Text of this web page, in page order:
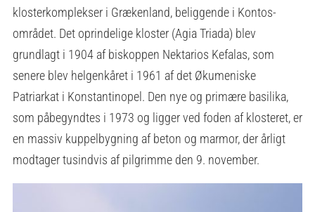
klosterkomplekser i Grækenland, beliggende i Kontos-
området. Det oprindelige kloster (Agia Triada) blev
grundlagt i 1904 af biskoppen Nektarios Kefalas, som
senere blev helgenkåret i 1961 af det Økumeniske
Patriarkat i Konstantinopel. Den nye og primære basilika,
som påbegyndtes i 1973 og ligger ved foden af klosteret, er
en massiv kuppelbygning af beton og marmor, der årligt
modtager tusindvis af pilgrimme den 9. november.